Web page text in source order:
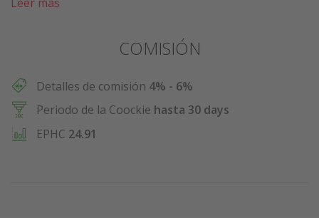
COMISIÓN
Detalles de comisión 4% - 6%
Periodo de la Coockie hasta 30 days
EPHC 24.91